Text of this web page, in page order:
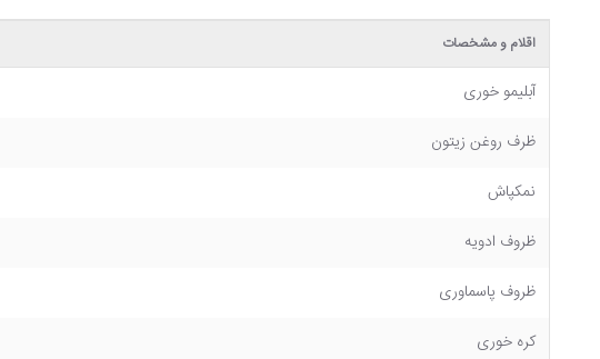
اقلام و مشخصات
آبلیمو خوری
ظرف روغن زیتون
نمکپاش
ظروف ادویه
ظروف پاسماوری
کره خوری